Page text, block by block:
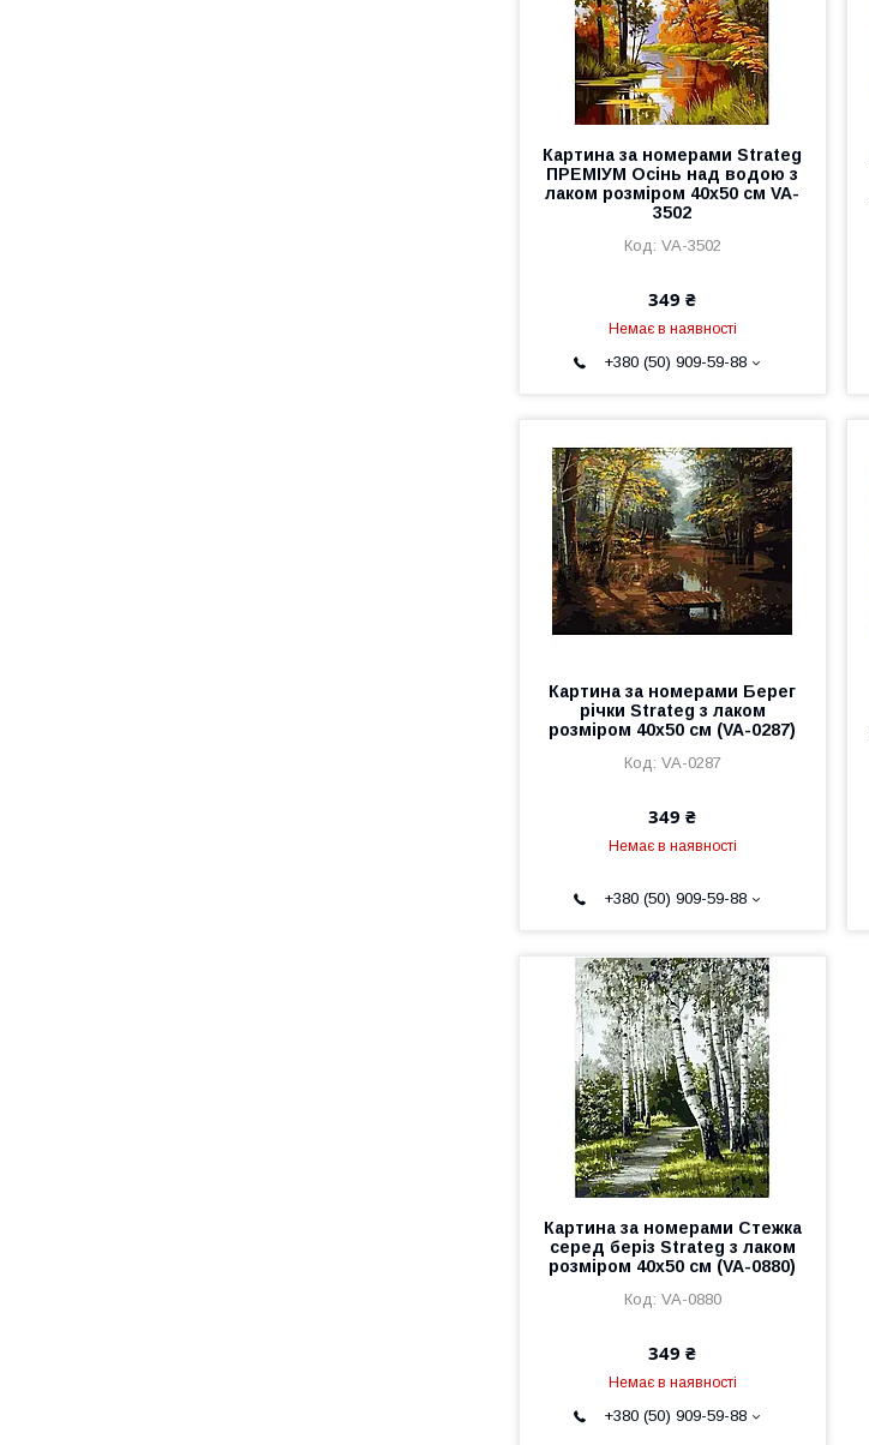
Картина за номерами Strateg
ПРЕМІУМ Осінь над водою з
лаком розміром 40х50 см VA-
3502
VA-3502
349 ₴
Немає в наявності
+380 (50) 909-59-88
Картина за номерами Берег
річки Strateg з лаком
розміром 40х50 см (VA-0287)
VA-0287
349 ₴
Немає в наявності
+380 (50) 909-59-88
Картина за номерами Стежка
серед беріз Strateg з лаком
розміром 40х50 см (VA-0880)
VA-0880
349 ₴
Немає в наявності
+380 (50) 909-59-88